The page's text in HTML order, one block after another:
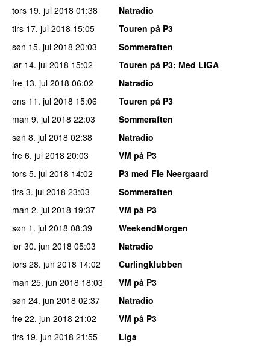
tors 19. jul 2018 01:38
Natradio
tirs 17. jul 2018 15:05
Touren på P3
søn 15. jul 2018 20:03
Sommeraften
lør 14. jul 2018 15:02 Touren på P3: Med LIGA
fre 13. jul 2018 06:02
Natradio
ons 11. jul 2018 15:06
Touren på P3
man 9. jul 2018 22:03
Sommeraften
søn 8. jul 2018 02:38
Natradio
fre 6. jul 2018 20:03
VM på P3
tors 5. jul 2018 14:02
P3 med Fie Neergaard
tirs 3. jul 2018 23:03
Sommeraften
man 2. jul 2018 19:37
VM på P3
søn 1. jul 2018 08:39
WeekendMorgen
lør 30. jun 2018 05:03
Natradio
tors 28. jun 2018 14:02
Curlingklubben
man 25. jun 2018 18:03
VM på P3
søn 24. jun 2018 02:37
Natradio
fre 22. jun 2018 21:02
VM på P3
tirs 19. jun 2018 21:55
Liga